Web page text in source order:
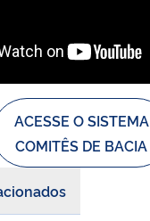
ACESSE O SISTEMA
COMITÊS DE BACIA